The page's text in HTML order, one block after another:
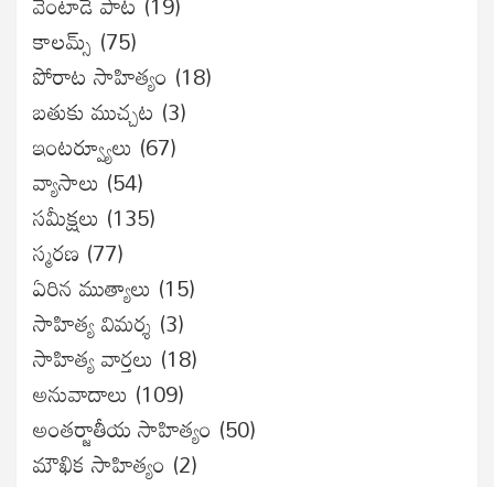
కాలమ్స్ (75)
పోరాట సాహిత్యం (18)
బతుకు ముచ్చట (3)
ఇంటర్వ్యూలు (67)
వ్యాసాలు (54)
సమీక్షలు (135)
స్మరణ (77)
ఏరిన ముత్యాలు (15)
సాహిత్య విమర్శ (3)
సాహిత్య వార్తలు (18)
అనువాదాలు (109)
అంతర్జాతీయ సాహిత్యం (50)
మౌఖిక సాహిత్యం (2)